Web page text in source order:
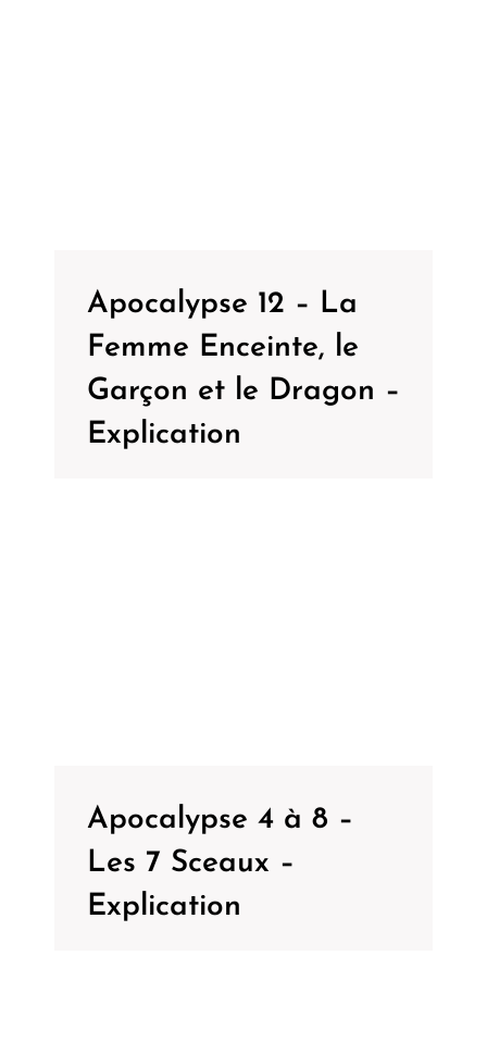
Apocalypse 12 – La
Femme Enceinte, le
Garçon et le Dragon –
Explication
Apocalypse 4 à 8 –
Les 7 Sceaux –
Explication